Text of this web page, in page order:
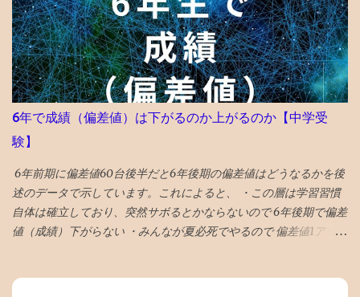
6年で成績（偏差値）は下がるのか上がるのか【中学受
験】
6年前期に偏差値60台後半だと6年後期の偏差値はどうなるかを後
述のデータで示しています。これによると、 ・この層は学習習慣
自体は確立しており、突然サボるとかならないので 6年後期で偏差
値（成績）下がらない ・みんなが夏必死でやるので 偏差値1アップ
試は難化するので頭打ちだった層が高偏差値出しやすくなるとい